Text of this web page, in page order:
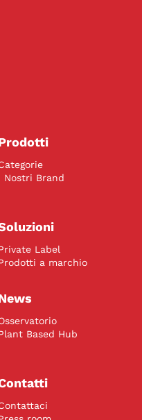
Nostri Brand
Label
a marchio
Based Hub